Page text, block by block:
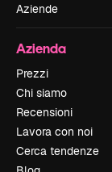
Aziende
Azienda
Prezzi
Chi siamo
Recensioni
Lavora con noi
Cerca tendenze